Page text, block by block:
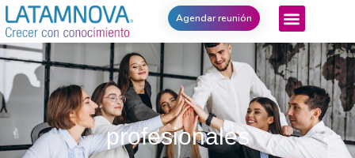
Agendar reunión
profesionales